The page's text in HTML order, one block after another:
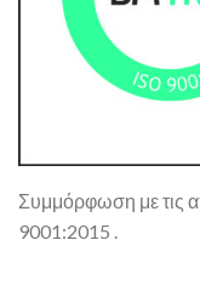
Συμμόρφωση με τις
9001:2015 .